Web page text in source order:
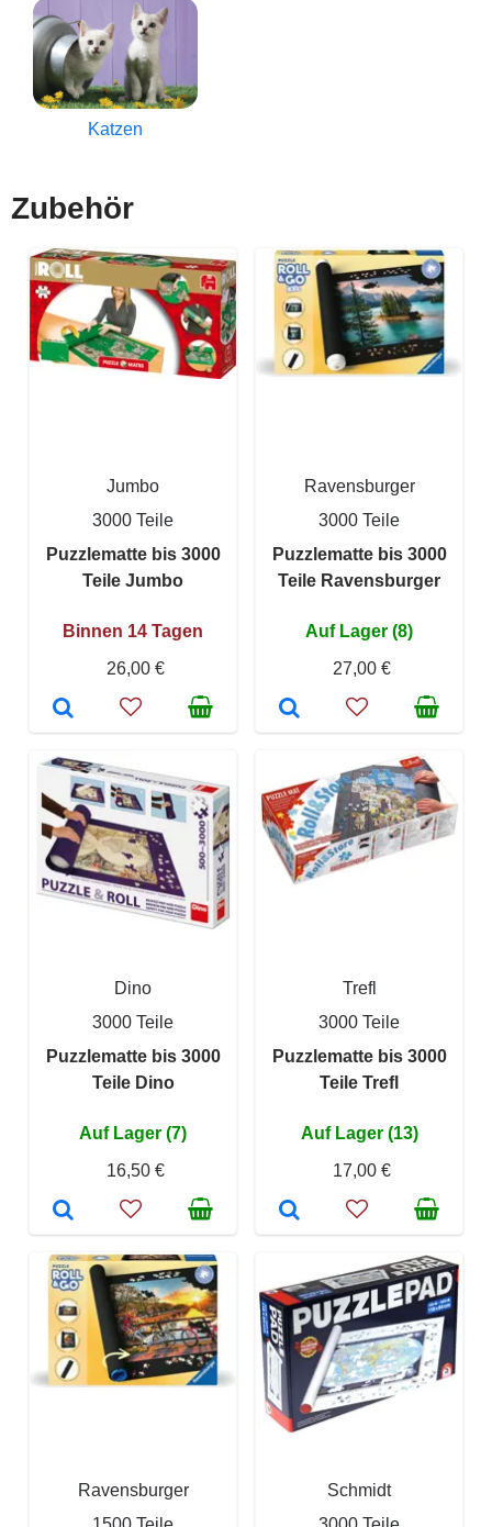
Katzen
Zubehör
Jumbo
3000 Teile
Puzzlematte bis 3000
Teile Jumbo
Binnen 14 Tagen
26,00 €
Ravensburger
3000 Teile
Puzzlematte bis 3000
Teile Ravensburger
Auf Lager (8)
27,00 €
Dino
3000 Teile
Puzzlematte bis 3000
Teile Dino
Auf Lager (7)
16,50 €
Trefl
3000 Teile
Puzzlematte bis 3000
Teile Trefl
Auf Lager (13)
17,00 €
Ravensburger
Schmidt